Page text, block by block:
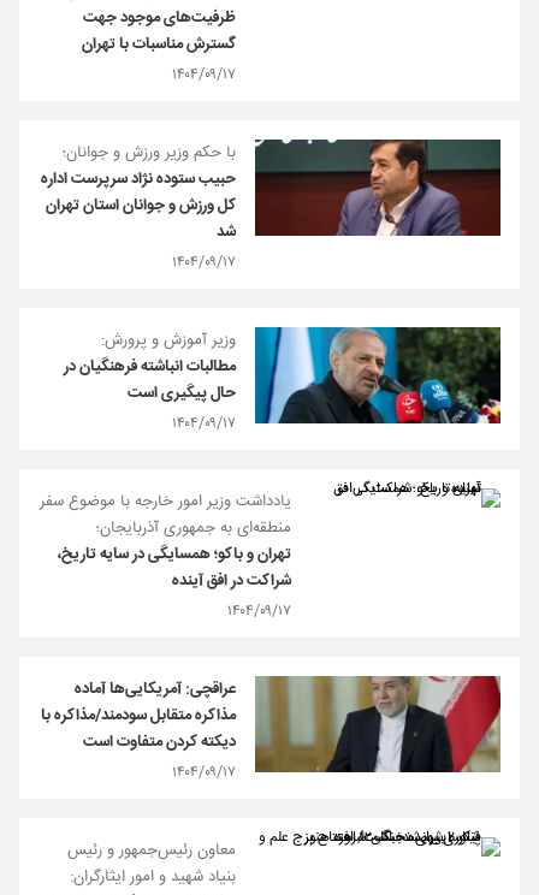
ظرفیت‌های موجود جهت
گسترش مناسبات با تهران
۱۴۰۴/۰۹/۱۷
با حکم وزیر ورزش و جوانان؛
حبیب ستوده نژاد سرپرست اداره
کل ورزش و جوانان استان تهران
شد
۱۴۰۴/۰۹/۱۷
وزیر آموزش و پرورش:
مطالبات انباشته‌ فرهنگیان در
حال پیگیری است
۱۴۰۴/۰۹/۱۷
یادداشت وزیر امور خارجه با موضوع سفر
منطقه‌ای به جمهوری آذربایجان؛
تهران و باکو؛ همسایگی در سایه تاریخ،
شراکت در افق آینده
۱۴۰۴/۰۹/۱۷
عراقچی: آمریکایی‌ها آماده
مذاکره متقابل سودمند/مذاکره با
دیکته کردن متفاوت است
۱۴۰۴/۰۹/۱۷
معاون رئیس‌جمهور و رئیس
بنیاد شهید و امور ایثارگران: